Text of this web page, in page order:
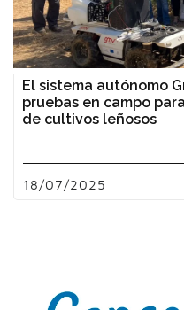
El sistema autónomo
pruebas en campo
de cultivos leñosos
18/07/2025